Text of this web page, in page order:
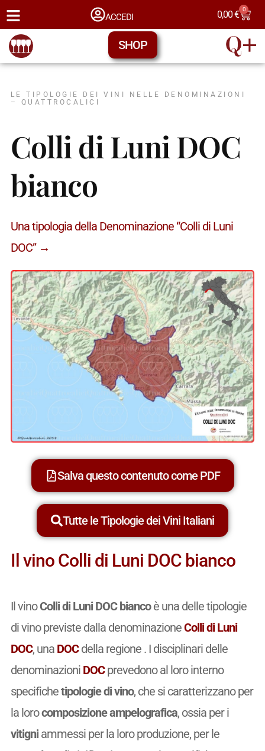
ACCEDI 0,00€ 0
SHOP
LE TIPOLOGIE DEI VINI NELLE DENOMINAZIONI
– QUATTROCALICI
Colli di Luni DOC
bianco
Una tipologia della Denominazione “Colli di Luni
DOC” →
Salva questo contenuto come PDF
Tutte le Tipologie dei Vini Italiani
Il vino Colli di Luni DOC bianco
Il vinoColli di Luni DOC biancoè una delle tipologie
di vino previste dalla denominazioneColli di Luni
DOC, una DOCdella regione . I disciplinari delle
denominazioni DOCprevedono al loro interno
specifichetipologie di vino, che si caratterizzano per
la lorocomposizione ampelografica, ossia per i
vitigniammessi per la loro produzione, per le